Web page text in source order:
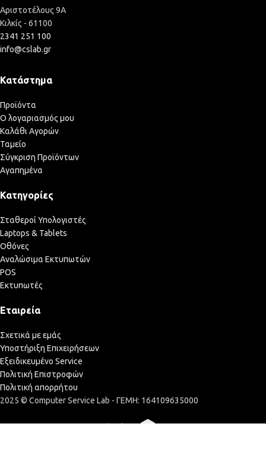
Αριστοτέλους 9Α
Κιλκίς - 61100
2341 251 100
info@cslab.gr
Κατάστημα
Προϊόντα
Ο λογαριασμός μου
Καλάθι Αγορών
Ταμείο
Σύγκριση Προϊόντων
Αγαπημένα
Κατηγορίες
Σταθεροί Υπολογιστές
Laptops & Tablets
Οθόνες
Αναλώσιμα Εκτυπωτών
POS
Εκτυπωτές
Εταιρεία
Σχετικά με εμάς
Υποστήριξη Επιχειρήσεων
Εξειδικευμένο Service
Πολιτική Επιστροφών
Πολιτική απορρήτου
2025 © Computer Service Lab - ΓΕΜΗ: 164109635000